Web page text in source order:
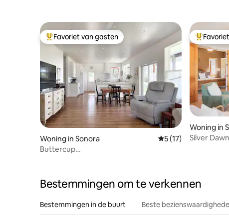
Topfavoriet van gasten
Favoriet van gasten
Woning in Sonora Gemiddelde
5 (17)
Buttercup
Woning in
Silver
Bestemmingen om te verkennen
Bestemmingen in de buurt Beste